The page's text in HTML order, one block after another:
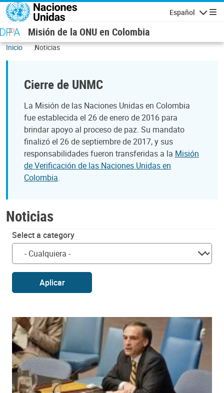
Pasar al contenido principal
Español
Misión de la ONU en Colombia
Inicio Noticias
Cierre de UNMC
La Misión de las Naciones Unidas en Colombia
fue establecida el 26 de enero de 2016 para
brindar apoyo al proceso de paz. Su mandato
finalizó el 26 de septiembre de 2017, y sus
responsabilidades fueron transferidas a la Misión
de Verificación de las Naciones Unidas en
Colombia.
Noticias
Select a category
Aplicar